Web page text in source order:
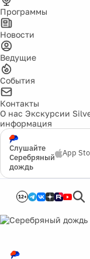
Программы
Новости
Ведущие
События
Контакты
О нас Экскурсии
информация
Слушайте
Серебряный
дождь
App
12+